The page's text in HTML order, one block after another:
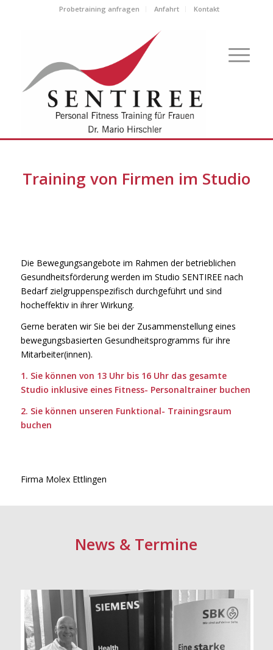
Probetraining anfragen Anfahrt Kontakt
Training von Firmen im Studio
Die Bewegungsangebote im Rahmen der betrieblichen
Gesundheitsförderung werden im Studio SENTIREE nach
Bedarf zielgruppenspezifisch durchgeführt und sind
hocheffektiv in ihrer Wirkung.
Gerne beraten wir Sie bei der Zusammenstellung eines
bewegungsbasierten Gesundheitsprogramms für ihre
Mitarbeiter(innen).
1. Sie können von 13 Uhr bis 16 Uhr das gesamte
Studio inklusive eines Fitness- Personaltrainer buchen
2. Sie können unseren Funktional- Trainingsraum
buchen
Firma Molex Ettlingen
News & Termine